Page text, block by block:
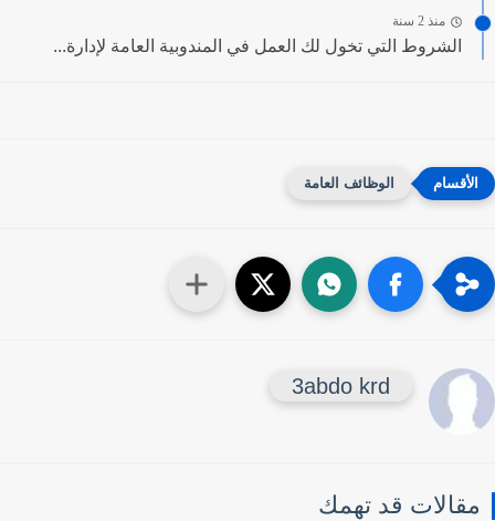
منذ 2 سنة
الشروط التي تخول لك العمل في المندوبية العامة لإدارة...
الوظائف العامة
3abdo krd
قد تهمك